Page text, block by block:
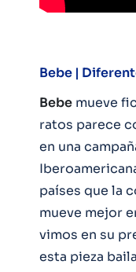
Bebe |
Bebe mueve
ratos parece
en una
países que la
mueve mejor
vimos en su
esta pieza